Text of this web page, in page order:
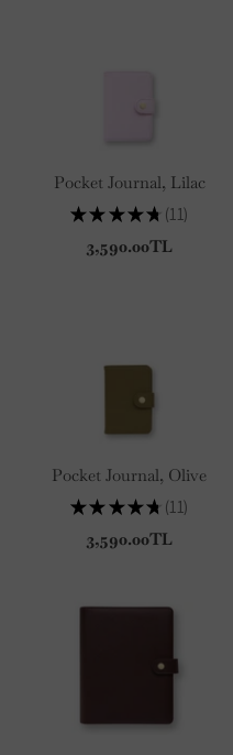
Pocket Journal, Lilac
★ ★ ★ ★ ★ 11
11
3,590.00TL
Pocket Journal, Olive
★ ★ ★ ★ ★ 11
11
3,590.00TL